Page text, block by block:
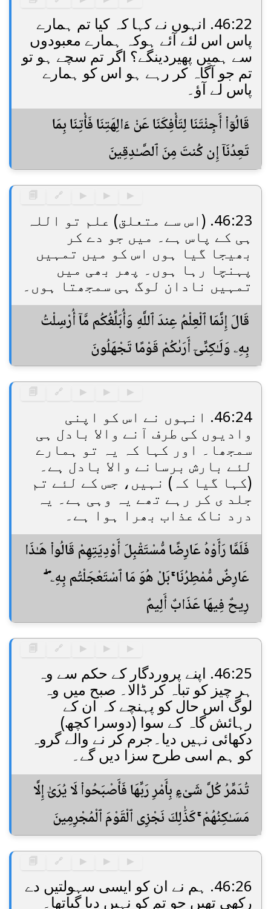
46:22. انہوں نے کہا کہ کیا تم ہمارے
پاس اس لئے آئے ہوکہ ہمارے معبودوں
سے ہمیں پھیردینگے؟ اگر تم سچے ہو تو
تم جو آگاہ کر رہے ہو اس کو ہمارے
پاس لے آؤ۔
قَالُوٓا۟ أَجِئْتَنَا لِتَأْفِكَنَا عَنْ ءَالِهَتِنَا فَأْتِنَا بِمَا
تَعِدُنَآ إِن كُنتَ مِنَ ٱلصَّـٰدِقِينَ
▶
▶
▶
🔗
🗐
46:23. (اس سے متعلق) علم تو اللہ
ہی کے پاس ہے۔ میں جو دے کر
بھیجا گیا ہوں اس کو میں تمہیں
پہنچا رہا ہوں۔ پھر بھی میں
تمہیں نادان لوگ ہی سمجھتا ہوں۔
قَالَ إِنَّمَا ٱلْعِلْمُ عِندَ ٱللَّهِ وَأُبَلِّغُكُم مَّآ أُرْسِلْتُ
بِهِۦ وَلَـٰكِنِّىٓ أَرَىٰكُمْ قَوْمًا تَجْهَلُونَ
▶
▶
▶
🔗
🗐
46:24. انہوں نے اس کو اپنی
وادیوں کی طرف آنے والا بادل ہی
سمجھا۔ اور کہا کہ یہ تو ہمارے
لئے بارش برسانے والا بادل ہے۔
(کہا گیا کہ) نہیں، جس کے لئے تم
جلد ی کر رہے تھے یہ وہی ہے۔ یہ
درد ناک عذاب بھرا ہوا ہے۔
فَلَمَّا رَأَوْهُ عَارِضًا مُّسْتَقْبِلَ أَوْدِيَتِهِمْ قَالُوا۟ هَـٰذَا
عَارِضٌ مُّمْطِرُنَا ۚ بَلْ هُوَ مَا ٱسْتَعْجَلْتُم بِهِۦ ۖ
رِيحٌ فِيهَا عَذَابٌ أَلِيمٌ
▶
▶
▶
🔗
🗐
46:25. اپنے پروردگار کے حکم سے وہ
ہر چیز کو تباہ کر ڈالا۔ صبح میں وہ
لوگ اس حال کو پہنچے کہ ان کے
رہائش گاہ کے سوا (دوسرا کچھ)
دکھائی نہیں دیا۔جرم کر نے والے گروہ
کو ہم اسی طرح سزا دیں گے۔
تُدَمِّرُ كُلَّ شَىْءٍۭ بِأَمْرِ رَبِّهَا فَأَصْبَحُوا۟ لَا يُرَىٰٓ إِلَّا
مَسَـٰكِنُهُمْ ۚ كَذَٰلِكَ نَجْزِى ٱلْقَوْمَ ٱلْمُجْرِمِينَ
▶
▶
▶
🔗
🗐
46:26. ہم نے ان کو ایسی سہولتیں دے
رکھی تھیں جو تم کو نہیں دیا گیاتھا۔